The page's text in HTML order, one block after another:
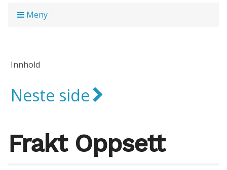
Meny
Innhold
Neste side
Frakt Oppsett